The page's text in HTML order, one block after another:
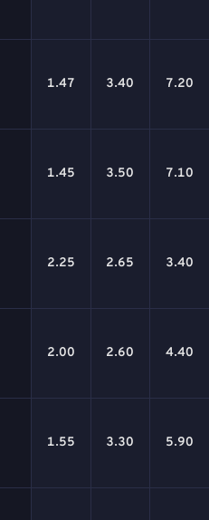
1.47 3.40 7.20
1.45 3.50 7.10
2.25 2.65 3.40
2.00 2.60 4.40
1.55 3.30 5.90